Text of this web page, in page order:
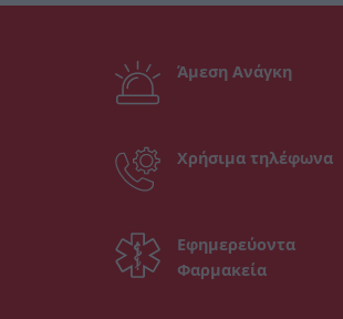
Άμεση Ανάγκη
Χρήσιμα τηλέφωνα
Εφημερεύοντα
Φαρμακεία